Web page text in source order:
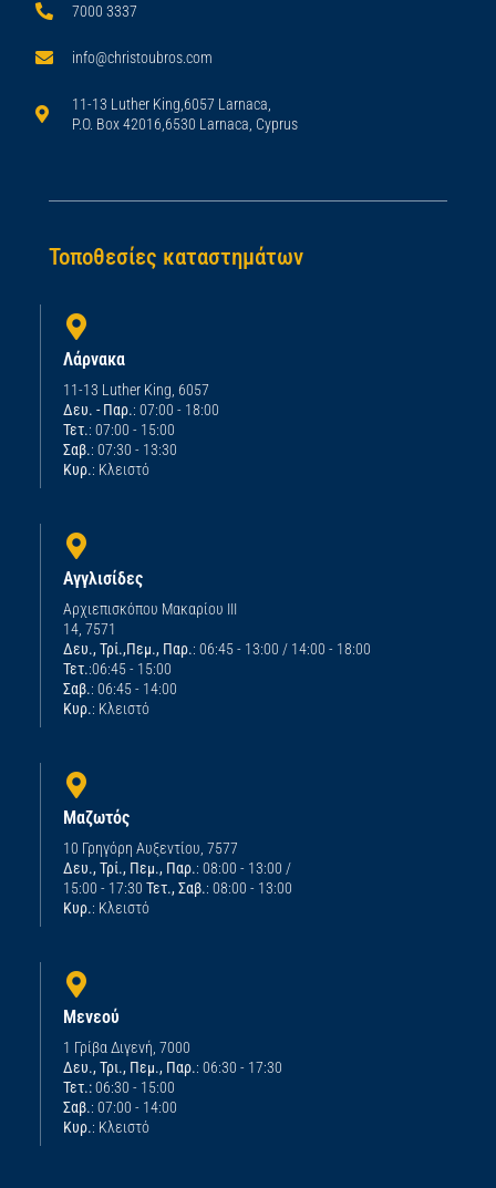
7000 3337
info@christoubros.com
11-13 Luther King,6057 Larnaca,
P.O. Box 42016,6530 Larnaca, Cyprus
Τοποθεσίες καταστημάτων
Λάρνακα
11-13 Luther King, 6057
Δευ. - Παρ.: 07:00 - 18:00
Τετ.: 07:00 - 15:00
Σαβ.: 07:30 - 13:30
Κυρ.: Κλειστό
Αγγλισίδες
Αρχιεπισκόπου Μακαρίου ΙΙΙ
14, 7571
Δευ., Τρί.,Πεμ., Παρ.: 06:45 - 13:00 / 14:00 - 18:00
Τετ.:06:45 - 15:00
Σαβ.: 06:45 - 14:00
Κυρ.: Κλειστό
Μαζωτός
10 Γρηγόρη Αυξεντίου, 7577
Δευ., Τρί., Πεμ., Παρ.: 08:00 - 13:00 /
15:00 - 17:30 Τετ., Σαβ.: 08:00 - 13:00
Κυρ.: Κλειστό
Μενεού
1 Γρίβα Διγενή, 7000
Δευ., Τρι., Πεμ., Παρ.: 06:30 - 17:30
Τετ.:06:30 - 15:00
Σαβ.: 07:00 - 14:00
Κυρ.: Κλειστό